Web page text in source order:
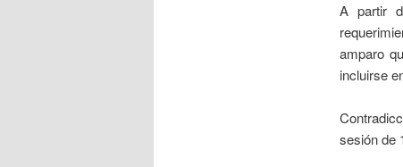
A partir
amparo
incluirse
sesión de